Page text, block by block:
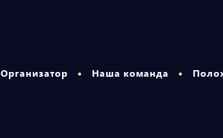
Организатор Наша команда